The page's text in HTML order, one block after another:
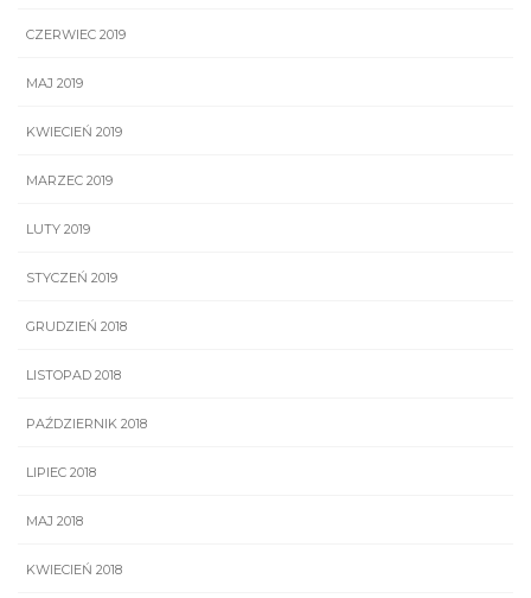
CZERWIEC 2019
MAJ 2019
KWIECIEŃ 2019
MARZEC 2019
LUTY 2019
STYCZEŃ 2019
GRUDZIEŃ 2018
LISTOPAD 2018
PAŹDZIERNIK 2018
LIPIEC 2018
MAJ 2018
KWIECIEŃ 2018